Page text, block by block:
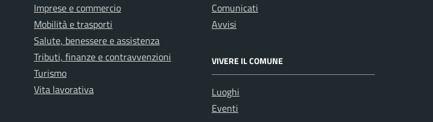
Imprese e commercio
Mobilità e trasporti
Salute, benessere e assistenza
Tributi, finanze e contravvenzioni
Turismo
Vita lavorativa
Comunicati
Avvisi
VIVERE IL COMUNE
Luoghi
Eventi